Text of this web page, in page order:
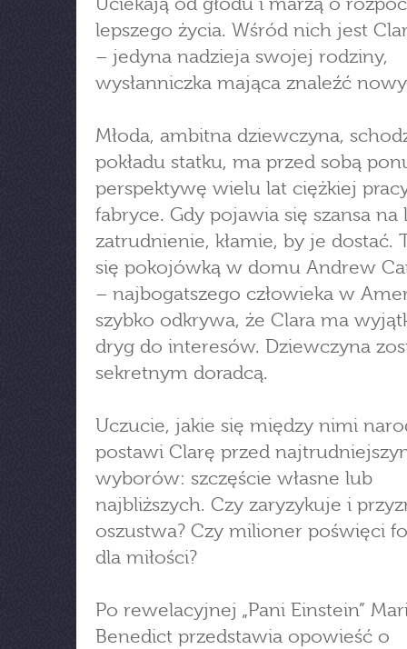
lepszego życia. Wśród nich jest
– jedyna nadzieja swojej rodziny,
wysłanniczka mająca znaleźć
Młoda, ambitna dziewczyna,
pokładu statku, ma przed sobą
perspektywę wielu lat ciężkiej
fabryce. Gdy pojawia się szansa na
zatrudnienie, kłamie, by je dostać.
się pokojówką w domu Andrew
– najbogatszego człowieka w
szybko odkrywa, że Clara ma
dryg do interesów. Dziewczyna
sekretnym doradcą.
Uczucie, jakie się między nimi
postawi Clarę przed
wyborów: szczęście własne lub
najbliższych. Czy zaryzykuje i
oszustwa? Czy milioner poświęci
dla miłości?
Po rewelacyjnej „Pani Einstein”
Benedict przedstawia opowieść o